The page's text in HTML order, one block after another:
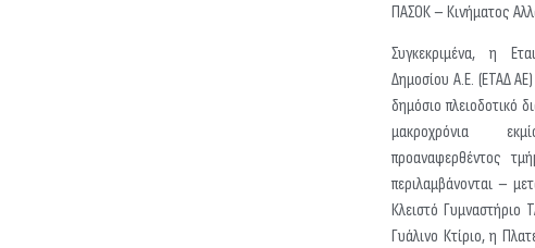
ΠΑΣΟΚ – Κινήματος
Συγκεκριμένα, η
Δημοσίου Α.Ε. (ΕΤΑΔ ΑΕ)
δημόσιο πλειοδοτικό
μακροχρόνια
προαναφερθέντος
περιλαμβάνονται –
Κλειστό Γυμναστήριο
Γυάλινο Κτίριο, η